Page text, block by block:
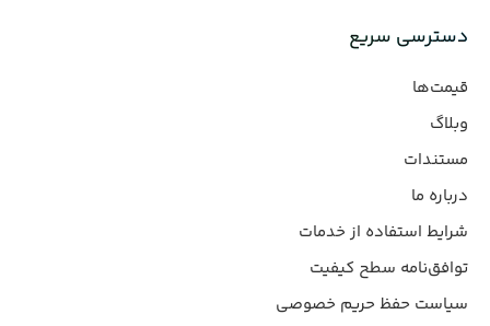
دسترسی سریع
قیمت‌ها
وبلاگ
مستندات
درباره ما
شرایط استفاده از خدمات
توافق‌نامه سطح کیفیت
سیاست حفظ حریم خصوصی